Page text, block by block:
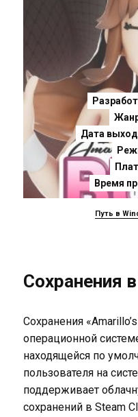
Дата
Время
Путь в
Сохранения
Сохранения
операционной
находящейся по
пользователя на
поддерживает
сохранений в Steam